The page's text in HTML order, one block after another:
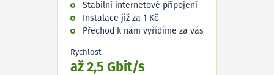
Stabilní internetové připojení
Instalace již za 1 Kč
Přechod k nám vyřídíme za vás
Rychlost
až 2,5 Gbit/s